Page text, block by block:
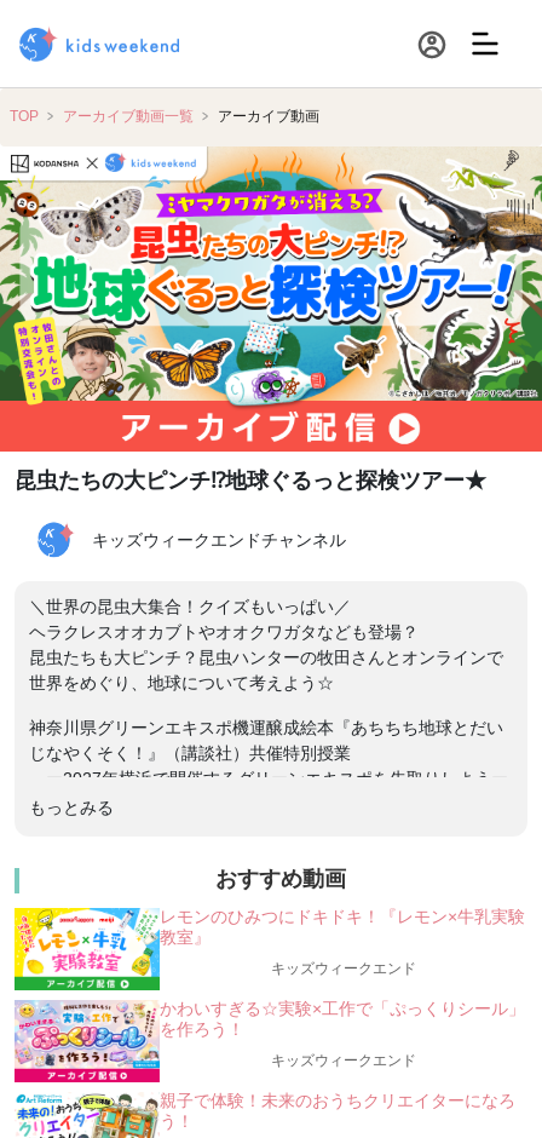
TOP アーカイブ動画一覧 アーカイブ動画
昆虫たちの大ピンチ⁉地球ぐるっと探検ツアー★
キッズウィークエンドチャンネル
＼世界の昆虫大集合！クイズもいっぱい／
ヘラクレスオオカブトやオオクワガタなども登場？
昆虫たちも大ピンチ？昆虫ハンターの牧田さんとオンラインで
世界をめぐり、地球について考えよう☆
神奈川県グリーンエキスポ機運醸成絵本『あちちち地球とだい
じなやくそく！』（講談社）共催特別授業
ー2027年横浜で開催するグリーンエキスポを先取りしようー
【対象】小学生
【主催】『あちちち地球とだいじなやくそく！』（講談社）×
「キッズウィークエンド」
世界の昆虫大集合！昆虫たちからのメッセージで地球温暖化が
見えてくる？
オンラインで旅をしながら、世界中の昆虫たちを楽しもう！
人気のクワガタムシから、まるで天使のように美しいチョウま
で、ワクワクする昆虫がたくさん登場！
そして、そんな昆虫たちからの“メッセージ”にも耳をすませよ
う。
もっとみる
おすすめ動画
レモンのひみつにドキドキ！『レモン×牛乳実験
教室』
キッズウィークエンド
かわいすぎる☆実験×工作で「ぷっくりシール」
を作ろう！
キッズウィークエンド
親子で体験！未来のおうちクリエイターになろ
う！